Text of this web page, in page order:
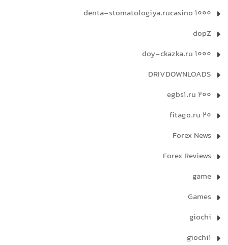
denta-stomatologiya.rucasino 1000
dopZ
doy-ckazka.ru 1000
DRIVDOWNLOADS
egbs1.ru 200
fitago.ru 20
Forex News
Forex Reviews
game
Games
giochi
giochi1